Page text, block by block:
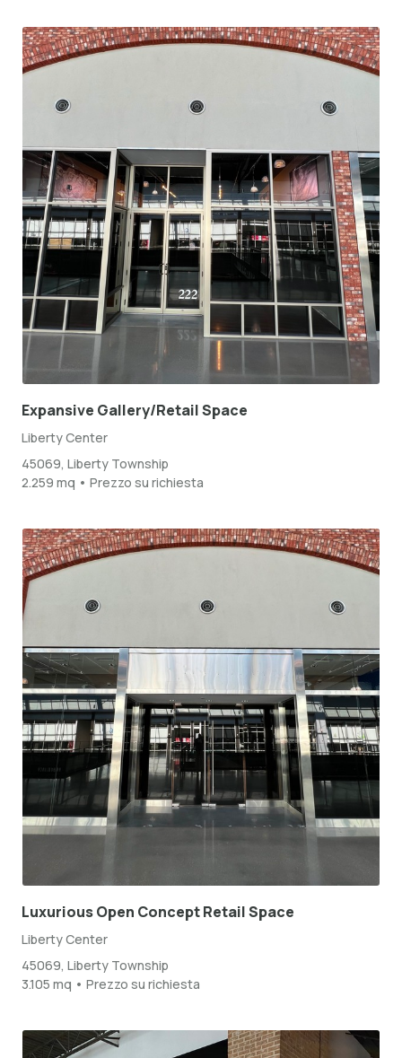
Expansive Gallery/Retail Space
Liberty Center
45069, Liberty Township
2.259 mq • Prezzo su richiesta
Luxurious Open Concept Retail Space
Liberty Center
45069, Liberty Township
3.105 mq • Prezzo su richiesta